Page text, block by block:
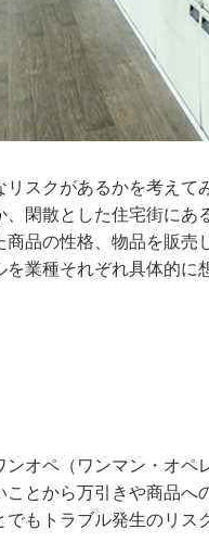
スクがあるかを考え
閑散とした住宅街にあ
品の性格、物品を販
業種それぞれ具体的に
オペ（ワンマン・オ
とから万引きや商品へ
もトラブル発生のリス